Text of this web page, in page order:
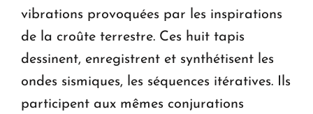
vibrations provoquées par les inspirations
de la croûte terrestre. Ces huit tapis
dessinent, enregistrent et synthétisent les
ondes sismiques, les séquences itératives. Ils
participent aux mêmes conjurations